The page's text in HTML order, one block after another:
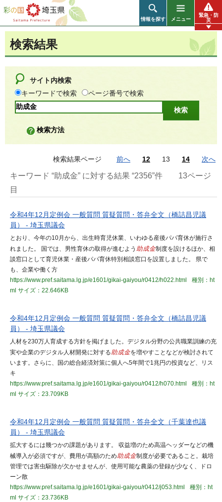
彩の国 埼玉県
情報を探す メニュー
緊急・防
災
検索結果
サイト内検索
キーワードで検索
ページ番号で検索
検索方法
検索結果ページ 前へ 12 13 14 次へ
キーワード “助成金” に対する結果 “2356”件
13ページ
目
令和4年12月定例会 一般質問 質疑質問・答弁全文（橋詰昌児議
員） - 埼玉県議会
とおり、今年の10月から、出生時育児休業、いわゆる産後パパ育休が施行さ
れました。 国では、男性育休の取得が進むよう 助成金制度を設けるほか、相
談窓口として育児休業・産後パパ育休特別相談窓口を設置しました。 県で
も、企業や働く方
https://www.pref.saitama.lg.jp/e1601/gikai-gaiyou/r0412/h022.html
種別：ht
ml サイズ：22.646KB
令和4年12月定例会 一般質問 質疑質問・答弁全文（橋詰昌児議
員） - 埼玉県議会
人材を230万人育成する方針を掲げました。デジタル分野の公共職業訓練の充
実や企業のデジタル人材開発に対する助成金を増やすことなどが検討されて
います。さらに、国の総合経済対策に個人へ5年間で1兆円の投資など、リス
キ
https://www.pref.saitama.lg.jp/e1601/gikai-gaiyou/r0412/h070.html
種別：ht
ml サイズ：23.709KB
令和4年12月定例会 一般質問 質疑質問・答弁全文（千葉達也議
員） - 埼玉県議会
拡大するには幾つかの課題があります。 収益増のため高温ヘッダーなどの機
械導入が必須ですが、費用が高額のため助成金制度が必要であること。栽培
管理では害虫駆除が欠かせませんが、使用可能な農薬の登録が少なく、ドロ
ーン散
https://www.pref.saitama.lg.jp/e1601/gikai-gaiyou/r0412/j053.html
種別：ht
ml サイズ：23.736KB